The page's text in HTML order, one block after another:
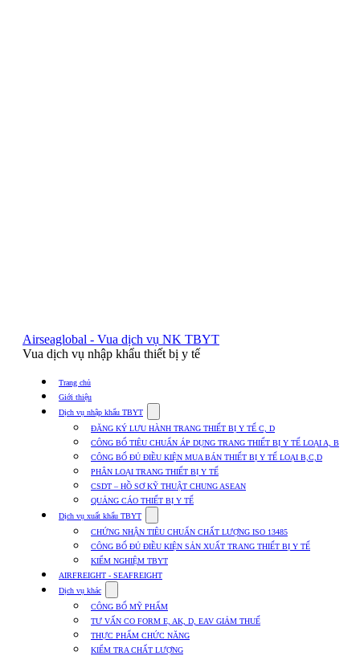
Airseaglobal - Vua dịch vụ NK TBYT
Vua dịch vụ nhập khẩu thiết bị y tế
Trang chủ
Giới thiệu
Dịch vụ nhập khẩu TBYT
submenu
for
Dịch
vụ
nhập
khẩu
TBYT
ĐĂNG KÝ LƯU HÀNH TRANG THIẾT BỊ Y TẾ C, D
CÔNG BỐ TIÊU CHUẨN ÁP DỤNG TRANG THIẾT BỊ Y TẾ LOẠI A, B
CÔNG BỐ ĐỦ ĐIỀU KIỆN MUA BÁN THIẾT BỊ Y TẾ LOẠI B,C,D
PHÂN LOẠI TRANG THIẾT BỊ Y TẾ
CSDT – HỒ SƠ KỸ THUẬT CHUNG ASEAN
QUẢNG CÁO THIẾT BỊ Y TẾ
Dịch vụ xuất khẩu TBYT
submenu
for
Dịch
vụ
xuất
TBYT
CHỨNG NHẬN TIÊU CHUẨN CHẤT LƯỢNG ISO 13485
CÔNG BỐ ĐỦ ĐIỀU KIỆN SẢN XUẤT TRANG THIẾT BỊ Y TẾ
KIỂM NGHIỆM TBYT
AIRFREIGHT - SEAFREIGHT
Dịch vụ khác
submenu
for
Dịch
vụ
khác
CÔNG BỐ MỸ PHẨM
TƯ VẤN CO FORM E, AK, D, EAV GIẢM THUẾ
THỰC PHẨM CHỨC NĂNG
KIỂM TRA CHẤT LƯỢNG